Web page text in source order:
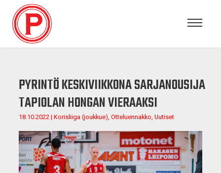
PYRINTÖ KESKIVIIKKONA SARJANOUSIJA
TAPIOLAN HONGAN VIERAAKSI
18.10.2022 | Korisliiga (joukkue), Otteluennakko, Uutiset